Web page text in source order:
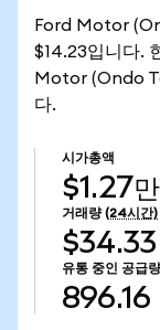
Ford Motor
$14.23입니다.
Motor (Ondo
다.
시가총액
$1.27만
거래량 (24시간)
$34.33
유통 중인 공급량
896.16